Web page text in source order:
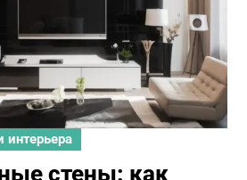
интерьера
стены: как